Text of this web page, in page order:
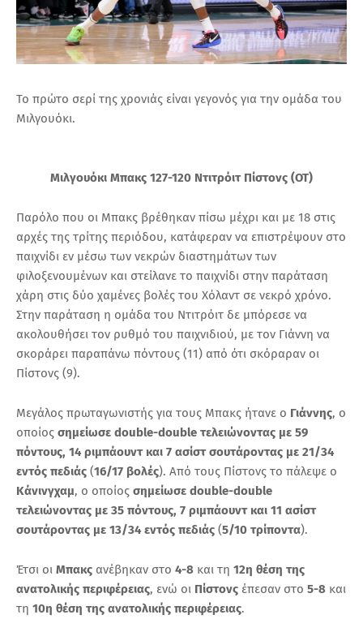
Το πρώτο σερί της χρονιάς είναι γεγονός για την ομάδα του
Μιλγουόκι.
Μιλγουόκι Μπακς 127-120 Ντιτρόιτ Πίστονς (ΟΤ)
Παρόλο που οι Μπακς βρέθηκαν πίσω μέχρι και με 18 στις
αρχές της τρίτης περιόδου, κατάφεραν να επιστρέψουν στο
παιχνίδι εν μέσω των νεκρών διαστημάτων των
φιλοξενουμένων και στείλανε το παιχνίδι στην παράταση
χάρη στις δύο χαμένες βολές του Χόλαντ σε νεκρό χρόνο.
Στην παράταση η ομάδα του Ντιτρόιτ δε μπόρεσε να
ακολουθήσει τον ρυθμό του παιχνιδιού, με τον Γιάννη να
σκοράρει παραπάνω πόντους (11) από ότι σκόραραν οι
Πίστονς (9).
Μεγάλος πρωταγωνιστής για τους Μπακς ήτανε ο Γιάννης, ο
οποίος σημείωσε double-double τελειώνοντας με 59
πόντους, 14 ριμπάουντ και 7 ασίστ σουτάροντας με 21/34
εντός πεδιάς (16/17 βολές). Από τους Πίστονς το πάλεψε ο
Κάνινγχαμ, ο οποίος σημείωσε double-double
τελειώνοντας με 35 πόντους, 7 ριμπάουντ και 11 ασίστ
σουτάροντας με 13/34 εντός πεδιάς (5/10 τρίποντα).
Έτσι οι Μπακς ανέβηκαν στο 4-8 και τη 12η θέση της
ανατολικής περιφέρειας, ενώ οι Πίστονς έπεσαν στο 5-8 και
τη 10η θέση της ανατολικής περιφέρειας.